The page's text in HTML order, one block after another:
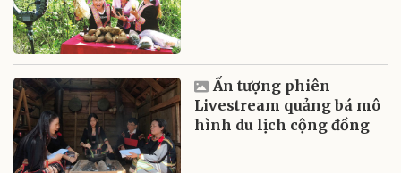
Ấn tượng phiên
Livestream quảng bá mô
hình du lịch cộng đồng